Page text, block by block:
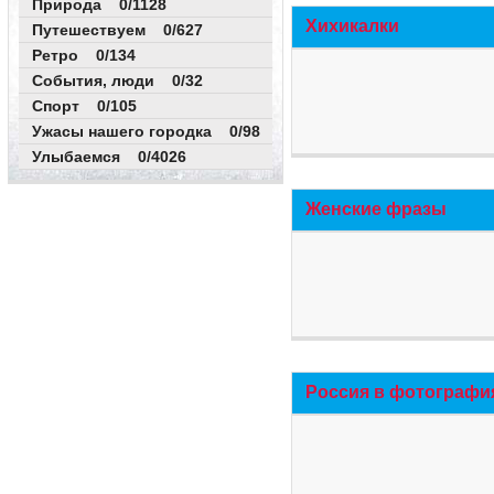
Природа 0/1128
Путешествуем 0/627
Ретро 0/134
События, люди 0/32
Спорт 0/105
Ужасы нашего городка 0/98
Улыбаемся 0/4026
Хихикалки
Женские фразы
Россия в